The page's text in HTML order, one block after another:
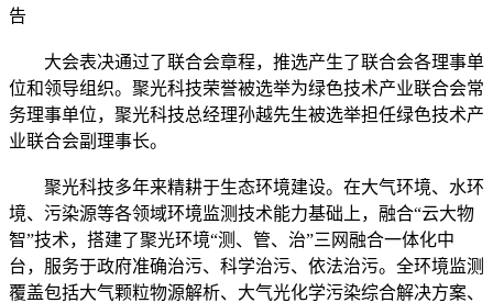
告
大会表决通过了联合会章程，推选产生了联合会各理事单
位和领导组织。聚光科技荣誉被选举为绿色技术产业联合会常
务理事单位，聚光科技总经理孙越先生被选举担任绿色技术产
业联合会副理事长。
聚光科技多年来精耕于生态环境建设。在大气环境、水环
境、污染源等各领域环境监测技术能力基础上，融合“云大物
智”技术，搭建了聚光环境“测、管、治”三网融合一体化中
台，服务于政府准确治污、科学治污、依法治污。全环境监测
覆盖包括大气颗粒物源解析、大气光化学污染综合解决方案、